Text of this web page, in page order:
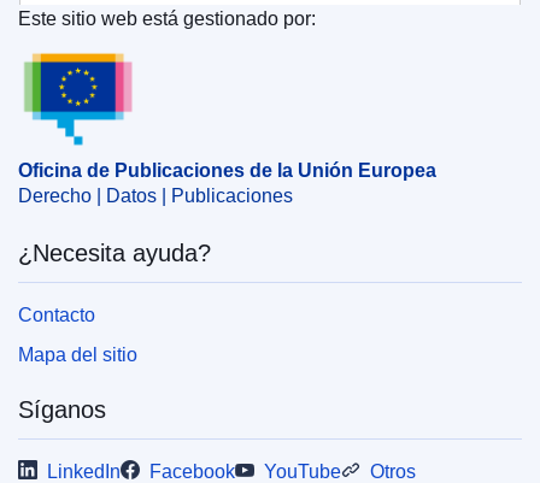
Unión Europea
Released on EU publications website:
Oficina de Publicaciones de la Unión Europea
Este sitio web está gestionado por:
Oficina de Publicaciones de la Unión Europea
Derecho | Datos | Publicaciones
¿Necesita ayuda?
Contacto
Mapa del sitio
Síganos
LinkedIn Facebook YouTube Otros